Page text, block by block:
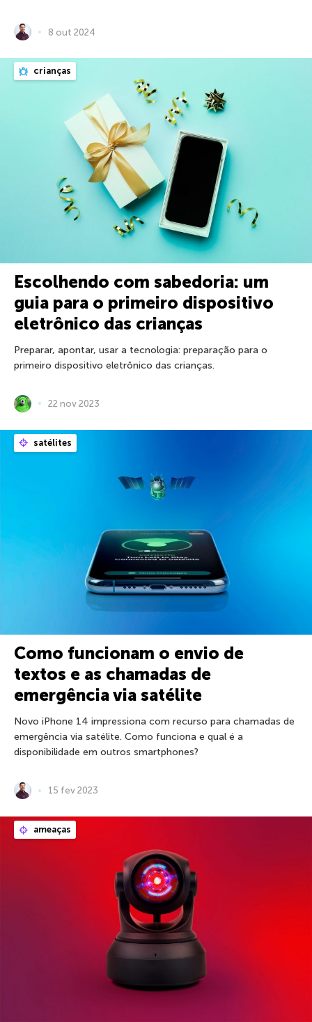
8 out 2024
crianças
Escolhendo com sabedoria: um
guia para o primeiro dispositivo
eletrônico das crianças
Preparar, apontar, usar a tecnologia: preparação para o
primeiro dispositivo eletrônico das crianças.
22 nov 2023
satélites
Como funcionam o envio de
textos e as chamadas de
emergência via satélite
Novo iPhone 14 impressiona com recurso para chamadas de
emergência via satélite. Como funciona e qual é a
disponibilidade em outros smartphones?
15 fev 2023
ameaças